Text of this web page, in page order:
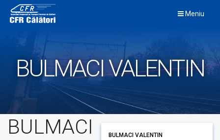
content
Meniu
BULMACI VALENTIN
BULMACI
BULMACI VALENTIN